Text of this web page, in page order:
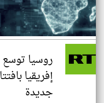
روسيا
جديدة